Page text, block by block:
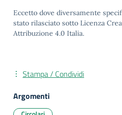
Eccetto dove diversamente
stato rilasciato sotto Licenza
Attribuzione 4.0 Italia.
Stampa / Condividi
Argomenti